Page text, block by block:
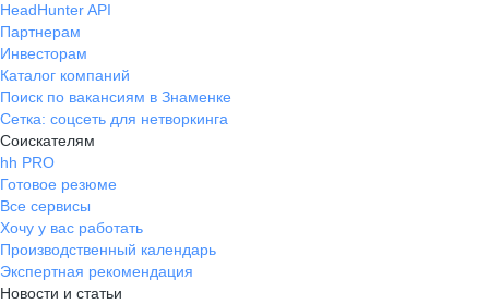
HeadHunter API
Партнерам
Инвесторам
Каталог компаний
Поиск по вакансиям в Знаменке
Сетка: соцсеть для нетворкинга
Соискателям
hh PRO
Готовое резюме
Все сервисы
Хочу у вас работать
Производственный календарь
Экспертная рекомендация
Новости и статьи